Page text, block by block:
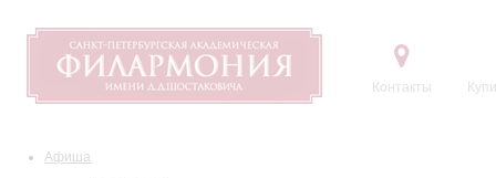
Контакты
Афиша